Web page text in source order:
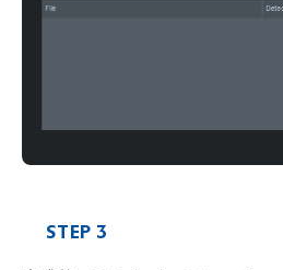
STEP 3